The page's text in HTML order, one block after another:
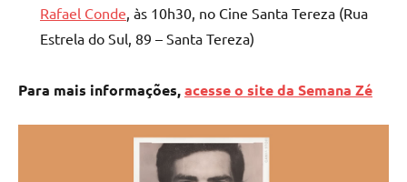
Rafael Conde, às 10h30, no Cine Santa Tereza (Rua
Estrela do Sul, 89 – Santa Tereza)
Para mais informações,acesse o site da Semana Zé